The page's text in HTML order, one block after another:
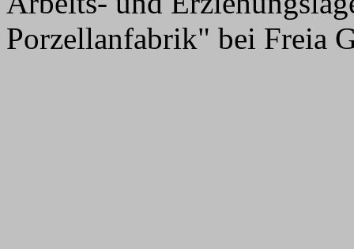
Porzellanfabrik" bei Freia